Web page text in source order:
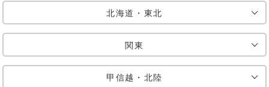
北海道・東北
関東
甲信越・北陸